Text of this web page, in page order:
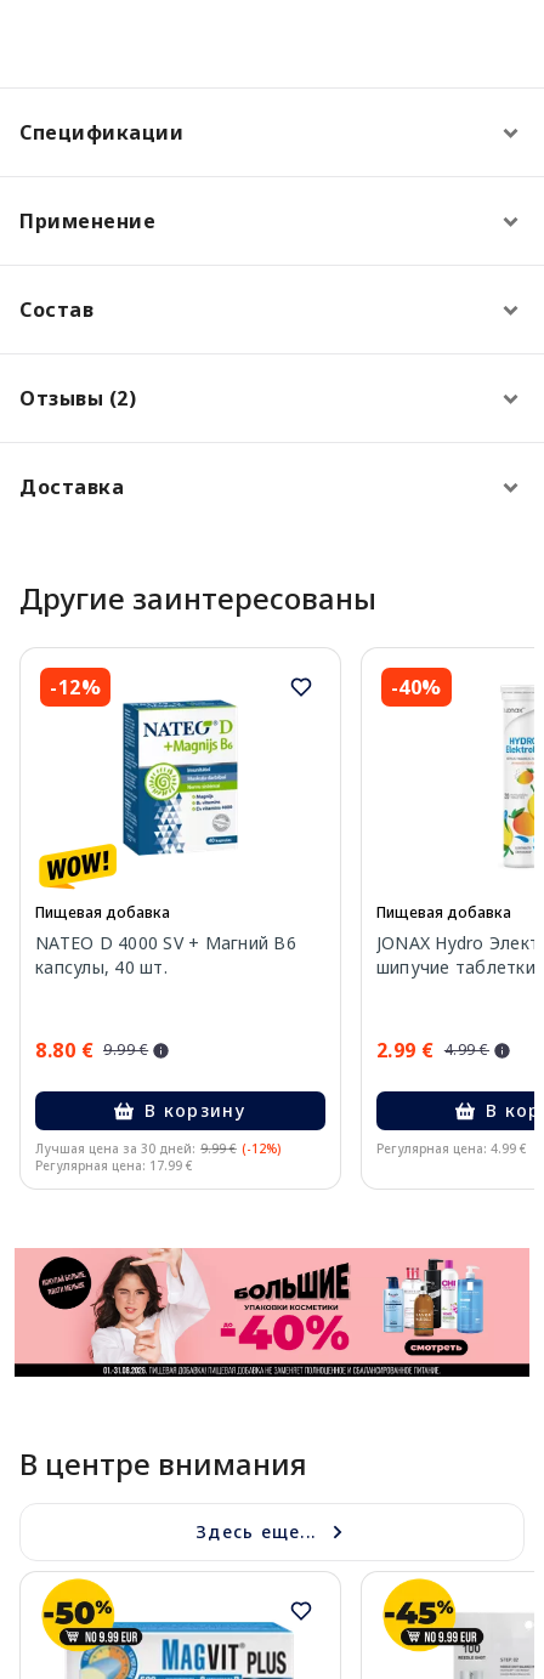
Спецификации
Применение
Состав
Отзывы (2)
Доставка
Другие заинтересованы
-12%
Пищевая добавка
NATEO D 4000 SV + Магний B6
капсулы, 40 шт.
8.80 € 9.99 €
В корзину
Лучшая цена за 30 дней: 9.99 € (-12%)
Регулярная цена: 17.99 €
-40%
Пищевая добавка
JONAX Hydro
шипучие
2.99 € 4.99 €
В
Регулярная цена: 4.99 €
В центре внимания
Здесь еще...